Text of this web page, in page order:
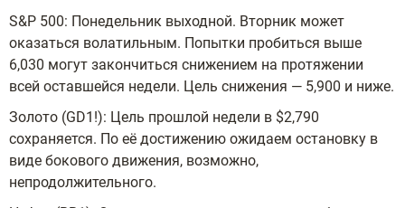
S&P 500: Понедельник выходной. Вторник может
оказаться волатильным. Попытки пробиться выше
6,030 могут закончиться снижением на протяжении
всей оставшейся недели. Цель снижения — 5,900 и ниже.
Золото (GD1!): Цель прошлой недели в $2,790
сохраняется. По её достижению ожидаем остановку в
виде бокового движения, возможно,
непродолжительного.